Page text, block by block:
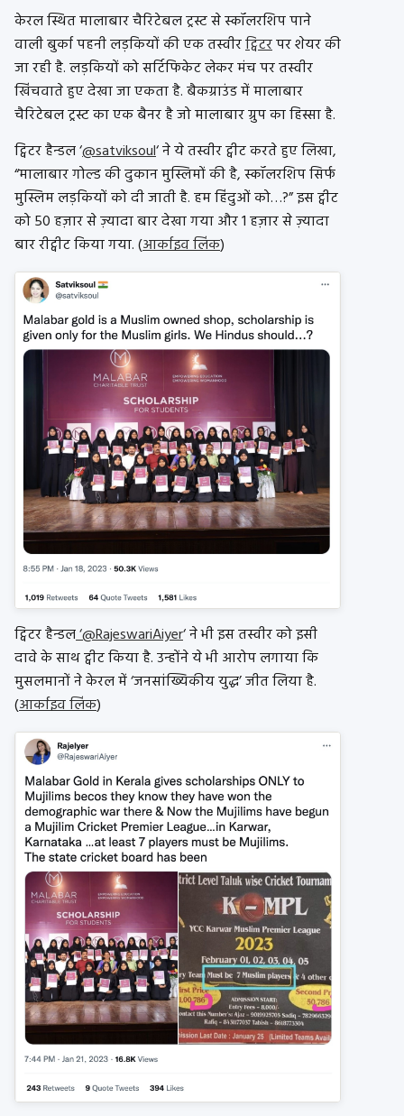
केरल स्थित मालाबार चैरिटेबल ट्रस्ट से स्कॉलरशिप पाने
वाली बुर्का पहनी लड़कियों की एक तस्वीरट्विटरपर शेयर की
जा रही है. लड़कियों को सर्टिफिकेट लेकर मंच पर तस्वीर
खिंचवाते हुए देखा जा एकता है. बैकग्राउंड में मालाबार
चैरिटेबल ट्रस्ट का एक बैनर है जो मालाबार ग्रुप का हिस्सा है.
ट्विटर हैन्डल ‘@satviksoul‘ ने ये तस्वीर ट्वीट करते हुए लिखा,
“मालाबार गोल्ड की दुकान मुस्लिमों की है, स्कॉलरशिप सिर्फ
मुस्लिम लड़कियों को दी जाती है. हम हिंदुओं को…?” इस ट्वीट
को 50 हज़ार से ज़्यादा बार देखा गया और 1 हज़ार से ज़्यादा
बार रीट्वीट किया गया. (आर्काइव लिंक)
ट्विटर हैन्डल‘@RajeswariAiyer‘ ने भी इस तस्वीर को इसी
दावे के साथ ट्वीट किया है. उन्होंने ये भी आरोप लगाया कि
मुसलमानों ने केरल में ‘जनसांख्यिकीय युद्ध’ जीत लिया है.
(आर्काइव लिंक)